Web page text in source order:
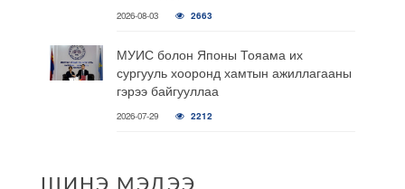
2026-08-03 2663
МУИС болон Японы Тояама их
сургууль хооронд хамтын ажиллагааны
гэрээ байгууллаа
2026-07-29 2212
ШИНЭ МЭДЭЭ